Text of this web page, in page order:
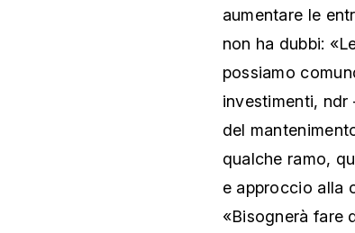
aumentare le
non ha dubbi:
possiamo
investimenti, ndr
del
qualche ramo,
e approccio alla
«Bisognerà fare